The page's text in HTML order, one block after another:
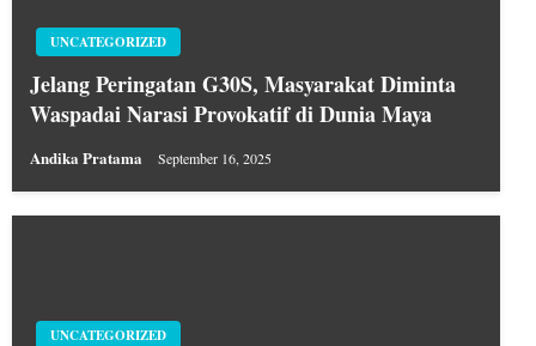
UNCATEGORIZED
Jelang Peringatan G30S, Masyarakat Diminta
Waspadai Narasi Provokatif di Dunia Maya
Andika Pratama September 16, 2025
UNCATEGORIZED